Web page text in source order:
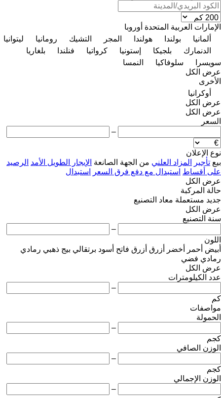
الإمارات العربية المتحدة أوروبا
ألمانيا
بولندا هولندا المجر التشيك رومانيا
ليتوانيا
الدنمارك
بلجيكا إستونيا كرواتيا فنلندا
بلغاريا
سويسرا
سلوفاكيا
النمسا
عرض الكل
الأخرى
أوكرانيا
عرض الكل
عرض الكل
السعر
–
نوع الإعلان
بيع تأجير المزاد العلني من الجهة الصانعة الإيجار الطويل الأمد الرصيد
على أقساط استبدال مع دفع فرق السعر
استبدال
عرض الكل
حالة المركبة
جديد مستعملة معاد التصنيع
عرض الكل
سنة التصنيع
–
اللون
أبيض أحمر أخضر أزرق أزرق فاتح أسود برتقالي بيج ذهبي رمادي
رمادي فضي
عرض الكل
عدد الكيلومترات
–
كم
مواصفات
الحمولة
–
كجم
الوزن الصافي
–
كجم
الوزن الإجمالي
–